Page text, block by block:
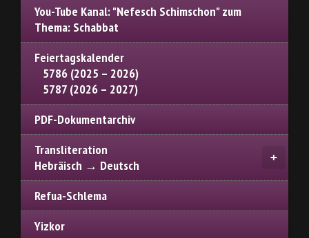
You-Tube Kanal: "Nefesch Schimschon" zum
Thema: Schabbat
Feiertagskalender
5786 (2025 – 2026)
5787 (2026 – 2027)
PDF-Dokumentarchiv
Transliteration
Hebräisch → Deutsch
Refua-Schlema
Yizkor